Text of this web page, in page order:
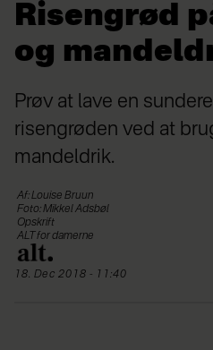
Risengrød
og
Prøv at lave en
risengrøden ved at
mandeldrik.
Af: Louise Bruun
Foto: Mikkel Adsbøl
Opskrift
ALT for damerne
18. Dec 2018 - 11:40